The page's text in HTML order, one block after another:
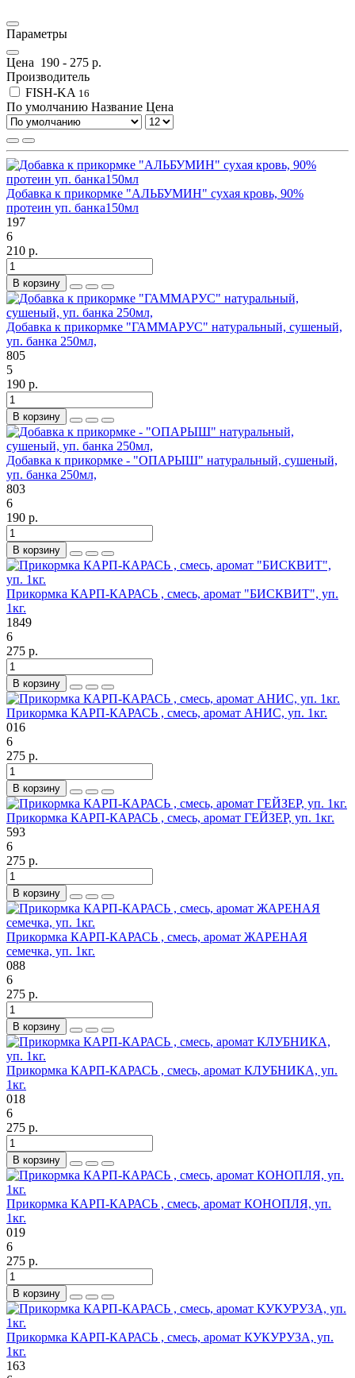
Параметры
Цена 190 - 275 р.
Производитель
FISH-KA 16
По умолчанию Название Цена
Добавка к прикормке "АЛЬБУМИН" сухая кровь, 90%
протеин уп. банка150мл
197
6
210 р.
В корзину
Добавка к прикормке "ГАММАРУС" натуральный, сушеный,
уп. банка 250мл,
805
5
190 р.
В корзину
Добавка к прикормке - "ОПАРЫШ" натуральный, сушеный,
уп. банка 250мл,
803
6
190 р.
В корзину
Прикормка КАРП-КАРАСЬ , смесь, аромат "БИСКВИТ", уп.
1кг.
1849
6
275 р.
В корзину
Прикормка КАРП-КАРАСЬ , смесь, аромат АНИС, уп. 1кг.
016
6
275 р.
В корзину
Прикормка КАРП-КАРАСЬ , смесь, аромат ГЕЙЗЕР, уп. 1кг.
593
6
275 р.
В корзину
Прикормка КАРП-КАРАСЬ , смесь, аромат ЖАРЕНАЯ
семечка, уп. 1кг.
088
6
275 р.
В корзину
Прикормка КАРП-КАРАСЬ , смесь, аромат КЛУБНИКА, уп.
1кг.
018
6
275 р.
В корзину
Прикормка КАРП-КАРАСЬ , смесь, аромат КОНОПЛЯ, уп.
1кг.
019
6
275 р.
В корзину
Прикормка КАРП-КАРАСЬ , смесь, аромат КУКУРУЗА, уп.
1кг.
163